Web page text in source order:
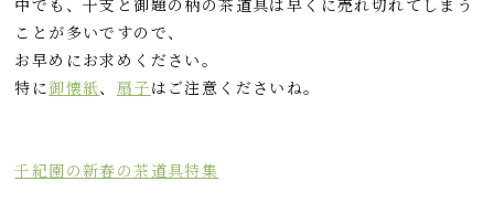
ことが多いですので、
お早めにお求めください。
特に御懐紙、 扇子はご注意くださいね。
千紀園の新春の茶道具特集